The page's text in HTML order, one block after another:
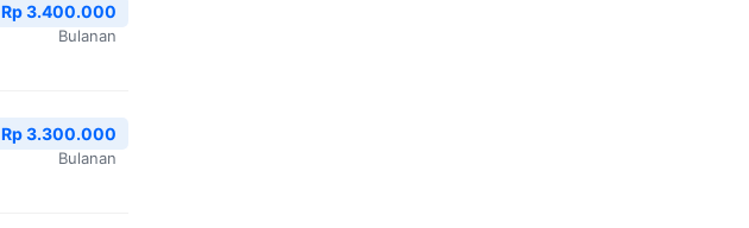
Rp 3.400.000
Bulanan
Rp 3.300.000
Bulanan